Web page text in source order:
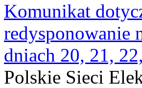
Komunikat
redysponowanie
dniach 20, 21,
Polskie Sieci